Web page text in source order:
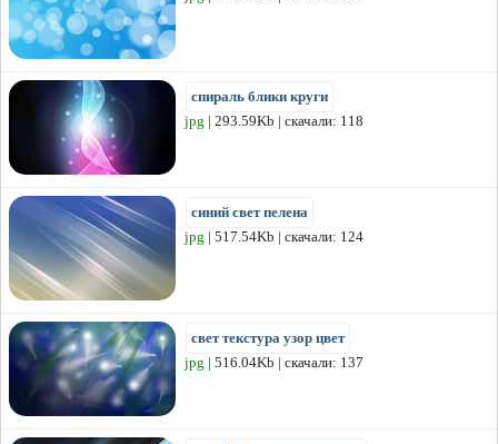
спираль блики круги
jpg | 293.59Kb | скачали: 118
синий свет пелена
jpg | 517.54Kb | скачали: 124
свет текстура узор цвет
jpg | 516.04Kb | скачали: 137